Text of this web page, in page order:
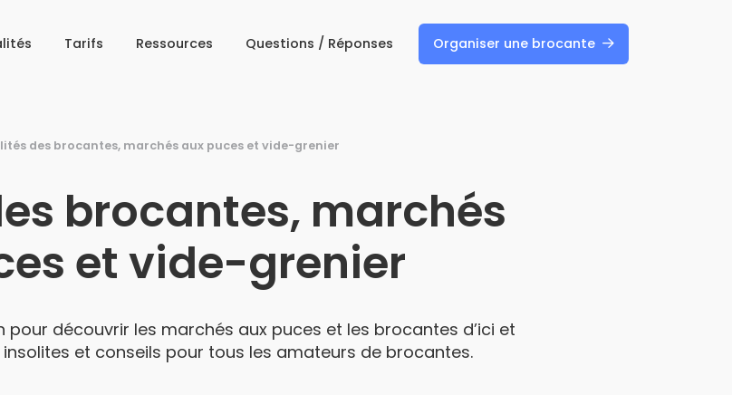
Tarifs Ressources Questions / Réponses Organiser une brocante
des brocantes, marchés aux puces et vide-grenier
brocantes, marchés
et vide-grenier
pour découvrir les marchés aux puces et les brocantes d’ici et
insolites et conseils pour tous les amateurs de brocantes.